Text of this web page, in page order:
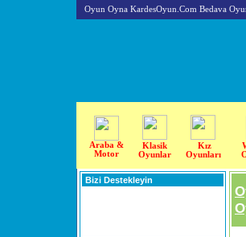
Oyun Oyna KardesOyun.Com Bedava
Araba &
Motor
Klasik
Oyunlar
Kız
Oyunları
Bizi Destekleyin